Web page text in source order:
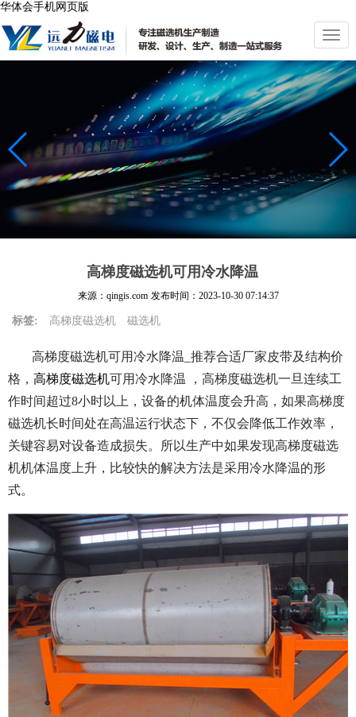
华体会手机网页版
切
换
导
航
高梯度磁选机可用冷水降温
来源：qingis.com 发布时间： 2023-10-30 07:14:37
标签: 高梯度磁选机 磁选机
高梯度磁选机可用冷水降温_推荐合适厂家皮带及结构价
格， 高梯度磁选机可用冷水降温 ，高梯度磁选机一旦连续工
作时间超过8小时以上，设备的机体温度会升高，如果高梯度
磁选机长时间处在高温运行状态下，不仅会降低工作效率，
关键容易对设备造成损失。所以生产中如果发现高梯度磁选
机机体温度上升，比较快的解决方法是采用冷水降温的形
式。